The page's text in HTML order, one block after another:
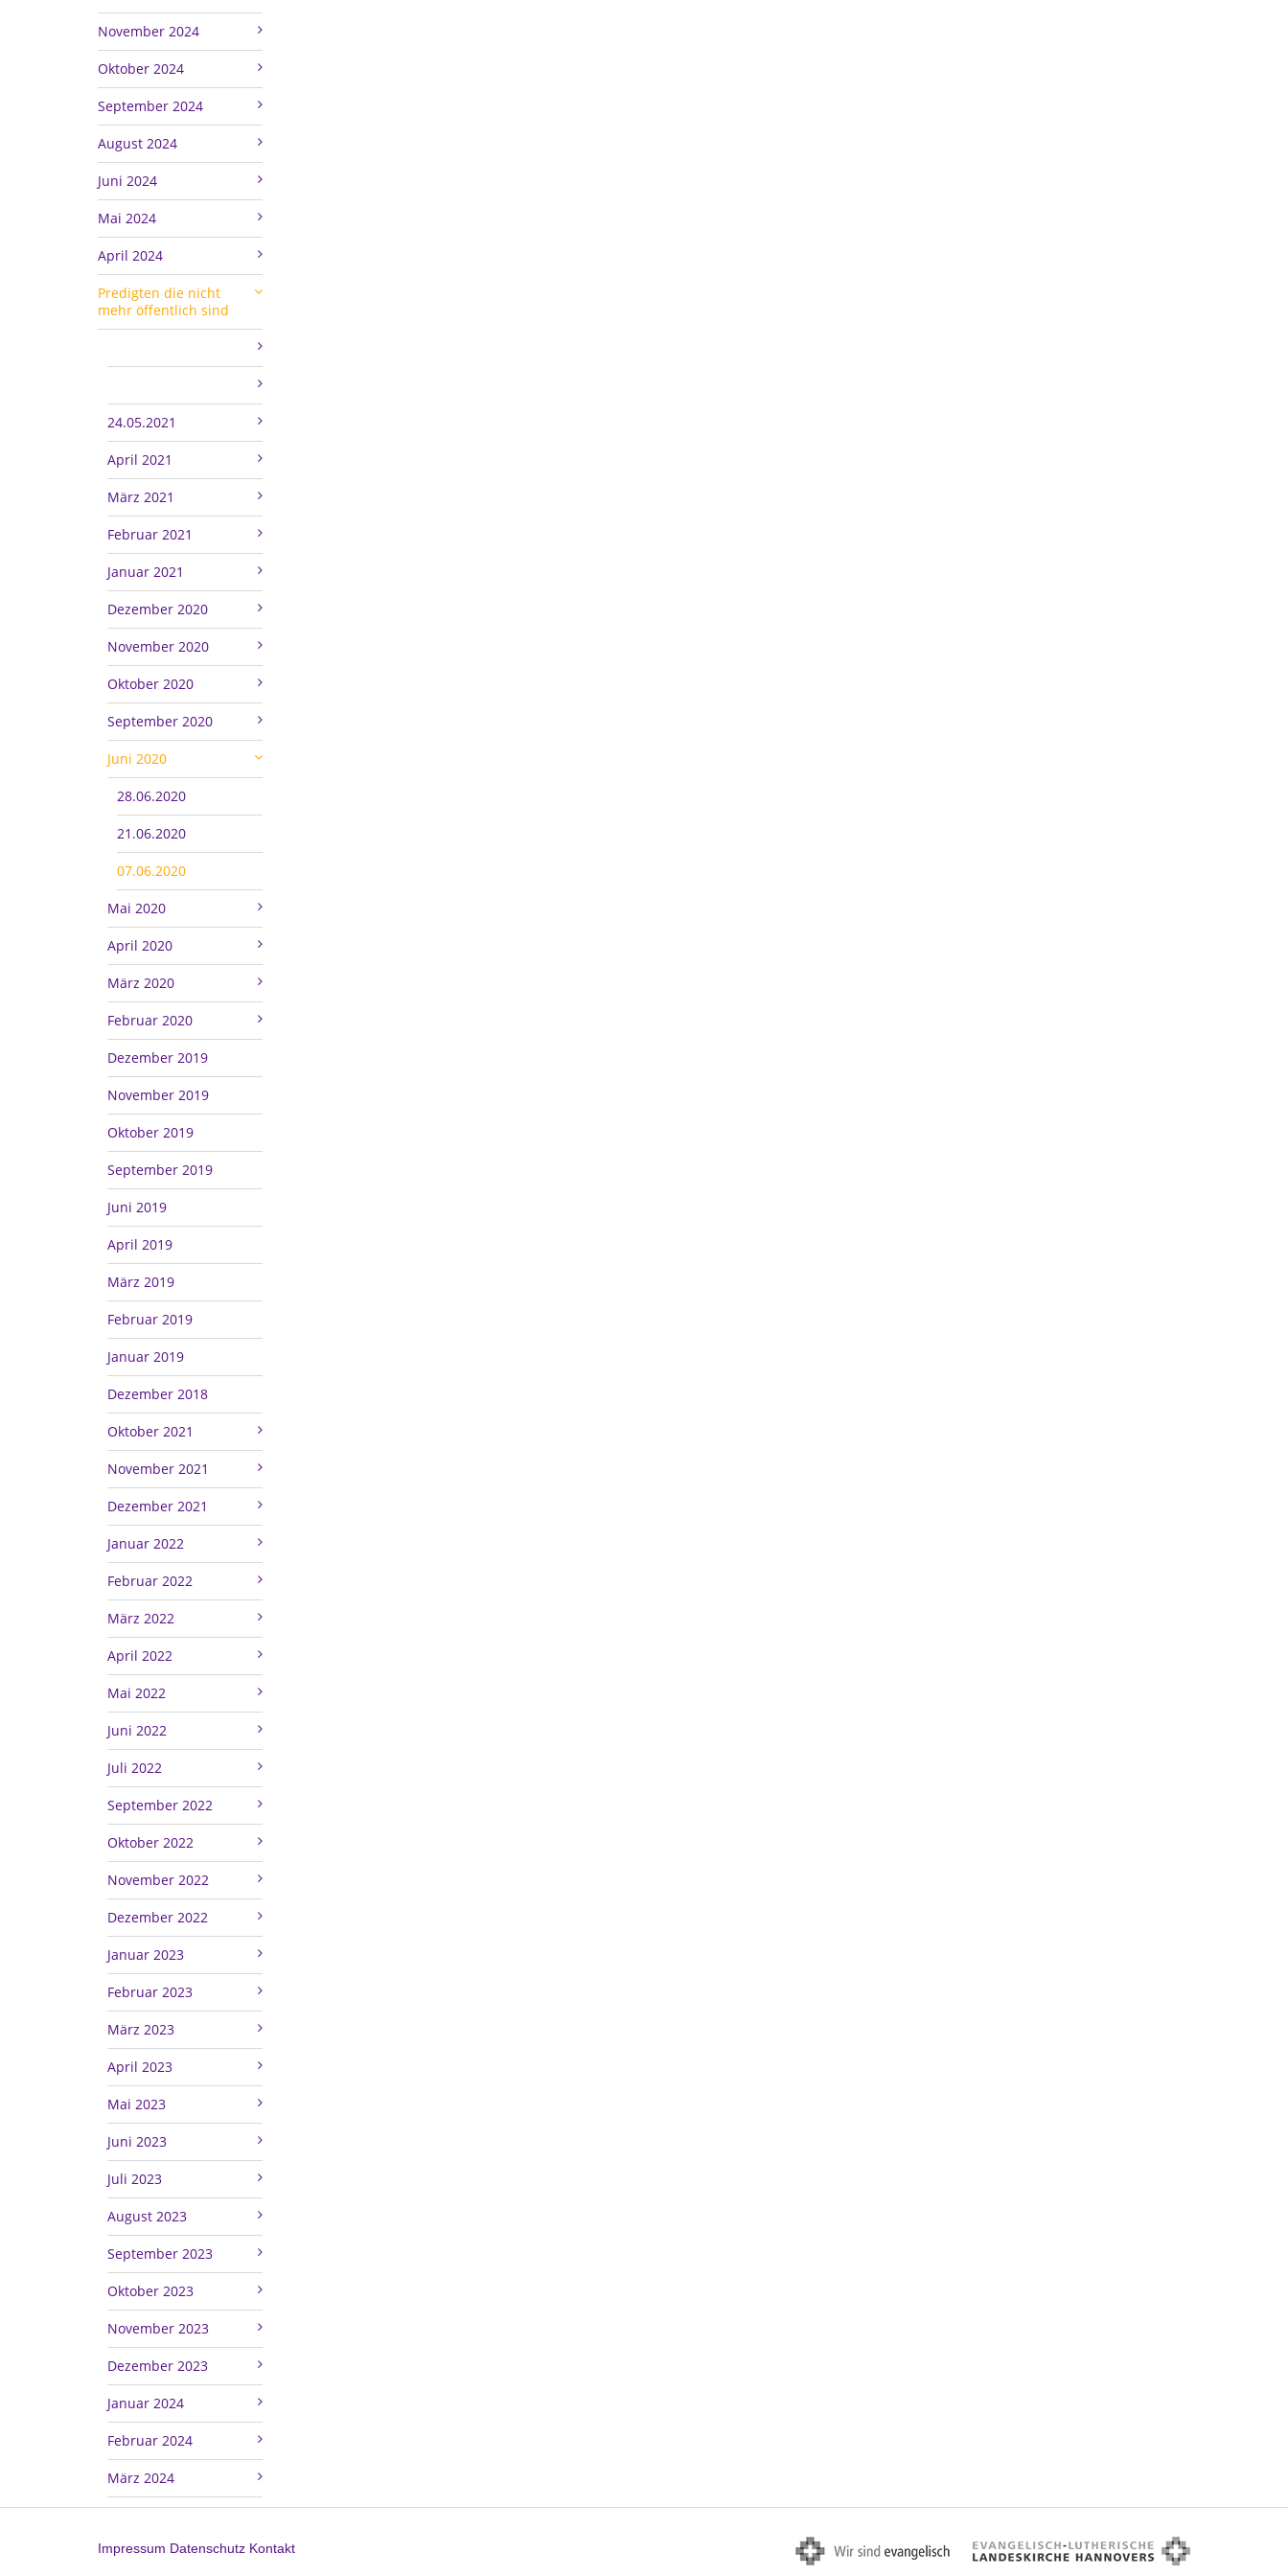
November 2024
Oktober 2024
September 2024
August 2024
Juni 2024
Mai 2024
April 2024
Predigten die nicht
mehr öffentlich sind
24.05.2021
April 2021
März 2021
Februar 2021
Januar 2021
Dezember 2020
November 2020
Oktober 2020
September 2020
Juni 2020
28.06.2020
21.06.2020
07.06.2020
Mai 2020
April 2020
März 2020
Februar 2020
Dezember 2019
November 2019
Oktober 2019
September 2019
Juni 2019
April 2019
März 2019
Februar 2019
Januar 2019
Dezember 2018
Oktober 2021
November 2021
Dezember 2021
Januar 2022
Februar 2022
März 2022
April 2022
Mai 2022
Juni 2022
Juli 2022
September 2022
Oktober 2022
November 2022
Dezember 2022
Januar 2023
Februar 2023
März 2023
April 2023
Mai 2023
Juni 2023
Juli 2023
August 2023
September 2023
Oktober 2023
November 2023
Dezember 2023
Januar 2024
Februar 2024
März 2024
Impressum Datenschutz Kontakt